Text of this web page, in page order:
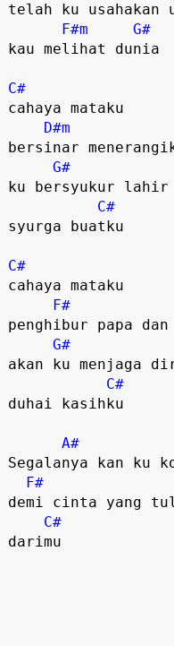
telah ku usahakan
F#m
G#
kau melihat dunia
C#
cahaya mataku
D#m
bersinar
G#
ku bersyukur lahir
C#
syurga buatku
C#
cahaya mataku
F#
penghibur papa
G#
akan ku menjaga
C#
duhai kasihku
A#
Segalanya kan ku
F#
demi cinta yang
C#